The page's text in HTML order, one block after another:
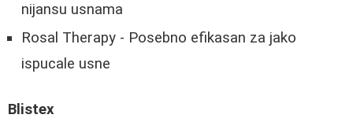
nijansu usnama
Rosal Therapy - Posebno efikasan za jako
ispucale usne
Blistex